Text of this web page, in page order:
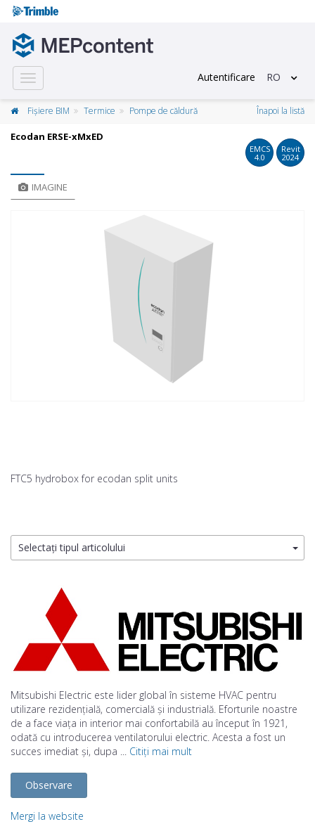
Toggle
navigation
Autentificare RO
Fișiere BIM Termice Pompe de căldură Înapoi la listă
Ecodan ERSE-xMxED
EMCS
4.0
Revit
2024
IMAGINE
FTC5 hydrobox for ecodan split units
Selectați tipul articolului
Mitsubishi Electric este lider global în sisteme HVAC pentru
utilizare rezidențială, comercială și industrială. Eforturile noastre
de a face viața in interior mai confortabilă au început în 1921,
odată cu introducerea ventilatorului electric. Acesta a fost un
succes imediat și, dupa ... Citiți mai mult
Observare
Mergi la website